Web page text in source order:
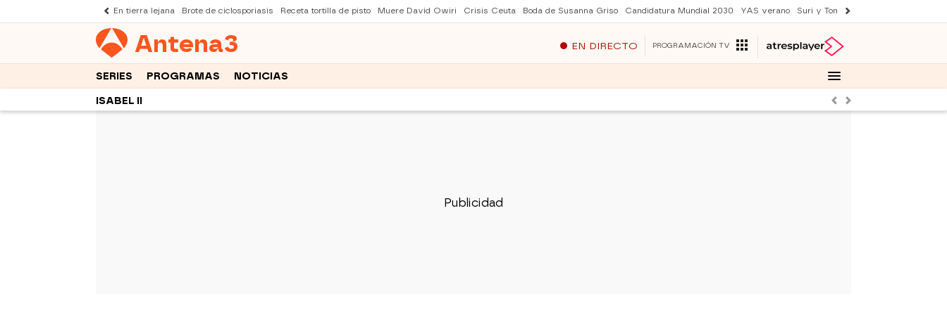
En tierra lejana Brote de ciclosporiasis Receta tortilla de pisto Muere David Owiri Crisis Ceuta Boda de Susanna Griso Candidatura Mundial 2030 YAS verano Suri y Tom Cruise
Antena3 EN DIRECTO PROGRAMACIÓN TV
SERIES PROGRAMAS NOTICIAS
ISABEL II AnteriorSiguiente